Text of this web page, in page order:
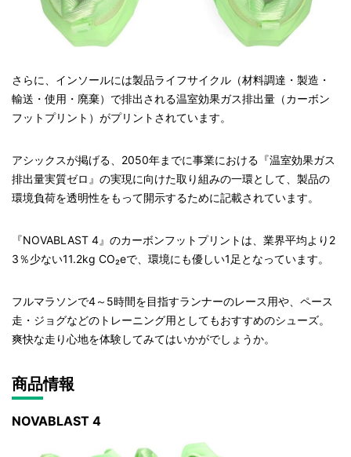
さらに、インソールには製品ライフサイクル（材料調達・製造・
輸送・使用・廃棄）で排出される温室効果ガス排出量（カーボン
フットプリント）がプリントされています。
アシックスが掲げる、2050年までに事業における『温室効果ガス
排出量実質ゼロ』の実現に向けた取り組みの一環として、製品の
環境負荷を透明性をもって開示するために記載されています。
『NOVABLAST 4』のカーボンフットプリントは、業界平均より2
3％少ない11.2kg CO₂eで、環境にも優しい1足となっています。
フルマラソンで4～5時間を目指すランナーのレース用や、ペース
走・ジョグなどのトレーニング用としてもおすすめのシューズ。
爽快な走り心地を体験してみてはいかがでしょうか。
商品情報
NOVABLAST 4